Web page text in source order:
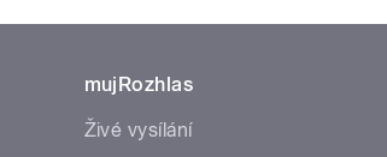
mujRozhlas
Živé vysílání